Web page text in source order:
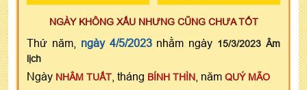
NGÀY KHÔNG XẤU NHƯNG CŨNG CHƯA TỐT
Thứ năm, ngày 4/5/2023nhằm ngày 15/3/2023 Âm
lịch
Ngày NHÂM TUẤT , tháng BÍNH THÌN , năm QUÝ MÃO